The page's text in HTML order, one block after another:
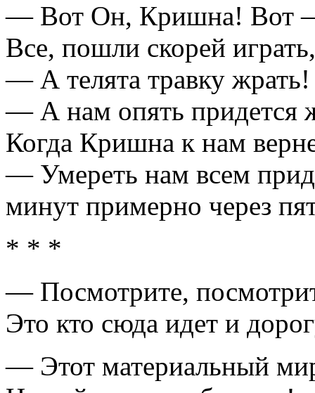
— Вот Он, Кришна! Вот
Все, пошли скорей играть,
— А телята травку жрать!
— А нам опять придется
Когда Кришна к нам
— Умереть нам всем
минут примерно через
* * *
— Посмотрите,
Это кто сюда идет и
— Этот материальный